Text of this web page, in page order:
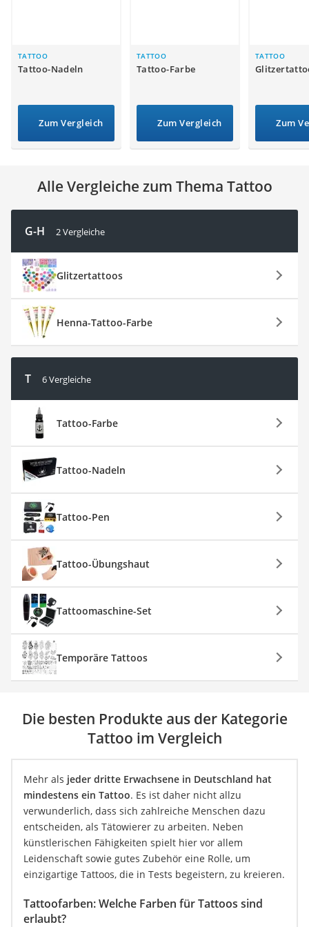
Sicherheitsweste Reiten
Service
TATTOO
Tattoo-Nadeln
Zum Vergleich
TATTOO
Tattoo-Farbe
Zum Vergleich
TATTOO
Zum
Alle Vergleiche zum Thema Tattoo
G-H 2 Vergleiche
Glitzertattoos
Henna-Tattoo-Farbe
T 6 Vergleiche
Tattoo-Farbe
Tattoo-Nadeln
Tattoo-Pen
Tattoo-Übungshaut
Tattoomaschine-Set
Temporäre Tattoos
Die besten Produkte aus der Kategorie
Tattoo im Vergleich
Mehr als jeder dritte Erwachsene in Deutschland hat
mindestens ein Tattoo. Es ist daher nicht allzu
verwunderlich, dass sich zahlreiche Menschen dazu
entscheiden, als Tätowierer zu arbeiten. Neben
künstlerischen Fähigkeiten spielt hier vor allem
Leidenschaft sowie gutes Zubehör eine Rolle, um
einzigartige Tattoos, die in Tests begeistern, zu kreieren.
Tattoofarben: Welche Farben für Tattoos sind
erlaubt?